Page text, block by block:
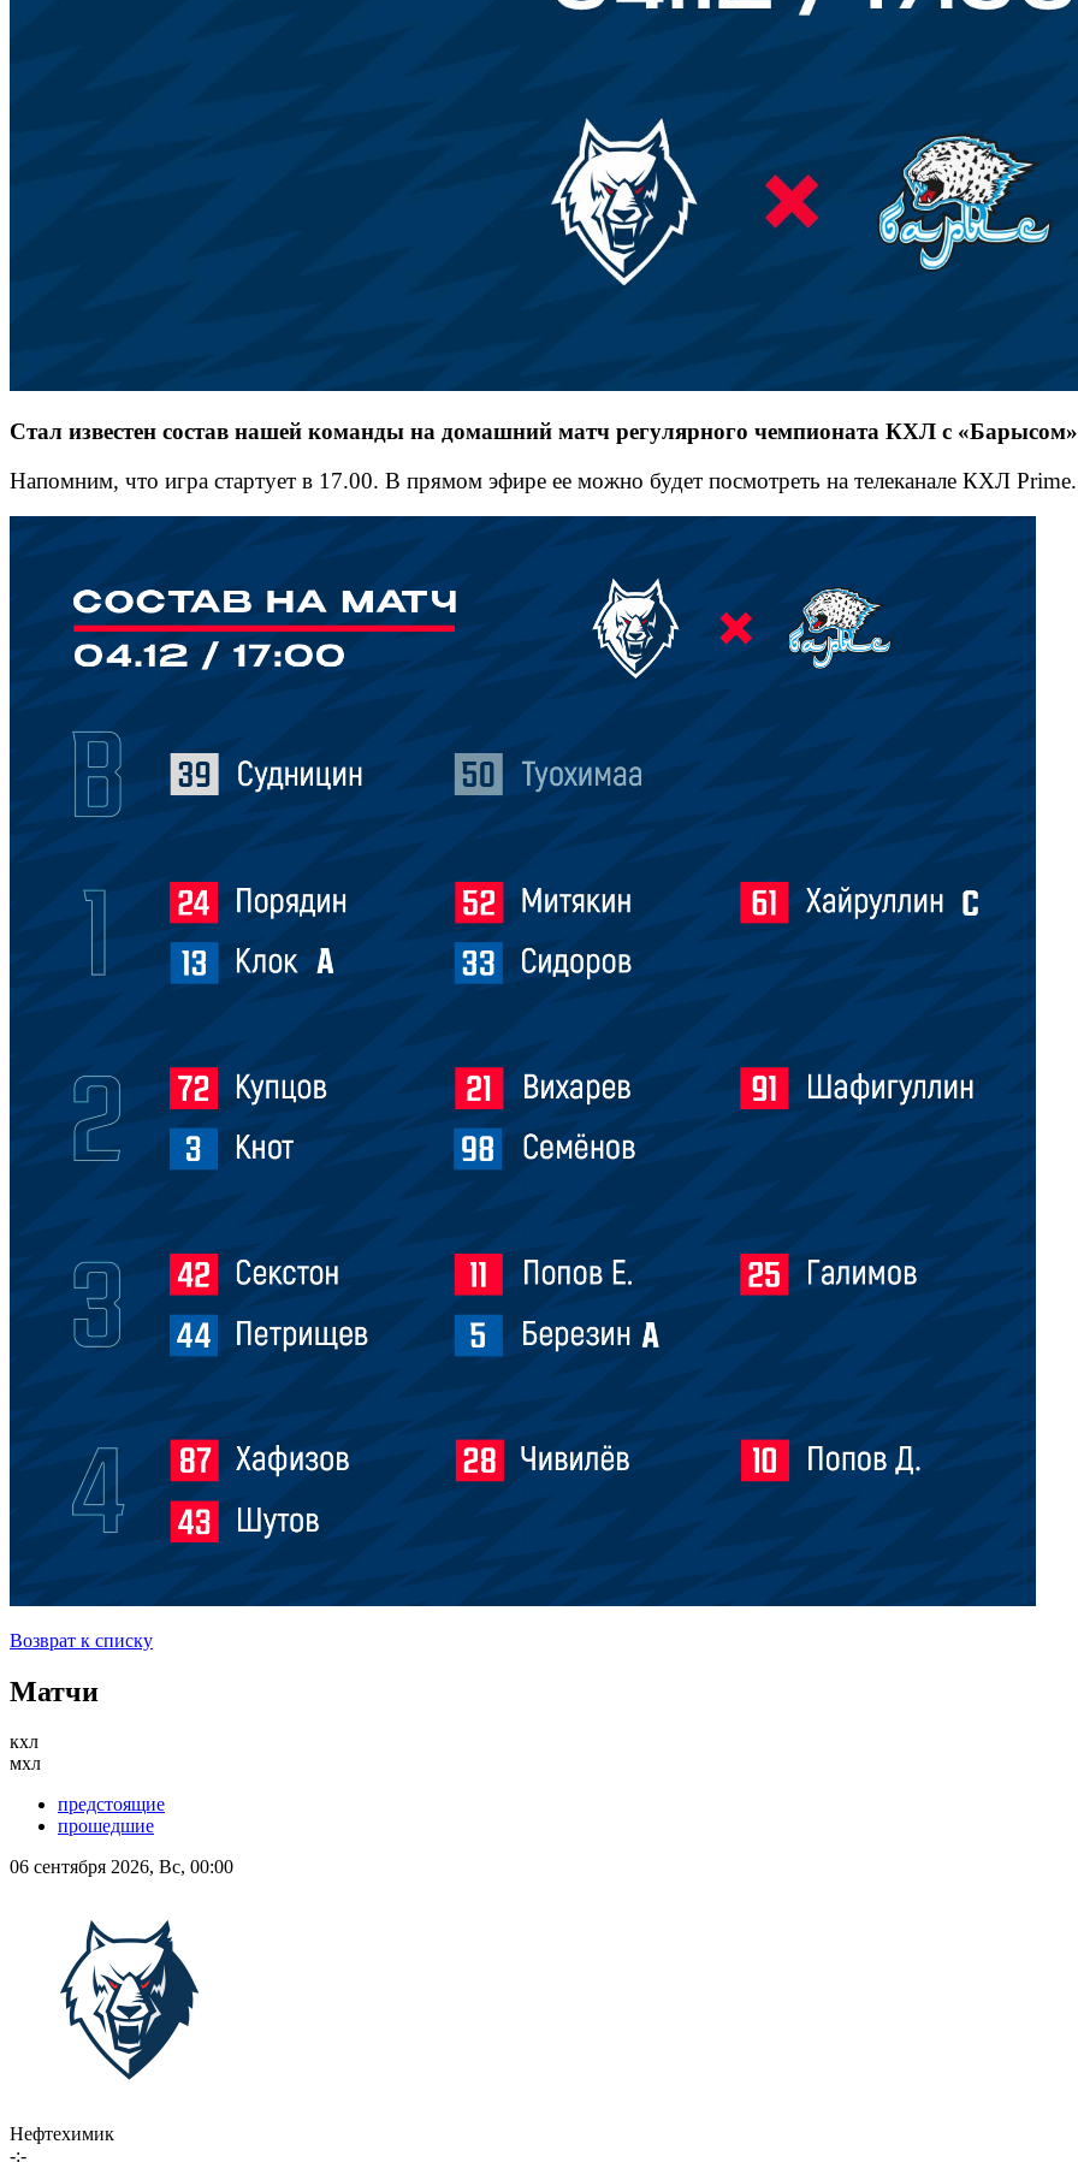
Стал известен состав нашей команды на домашний матч регулярного чемпионата КХЛ с
Напомним, что игра стартует в 17.00. В прямом эфире ее можно будет посмотреть на телеканале КХЛ Prime.
Возврат к списку
Матчи
кхл
мхл
предстоящие
прошедшие
06 сентября 2026, Вс, 00:00
Нефтехимик
-:-